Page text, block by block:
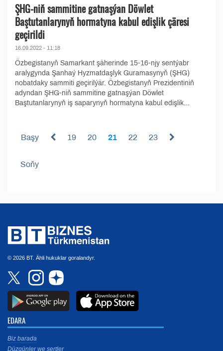
ŞHG-niň sammitine gatnaşýan Döwlet
Baştutanlarynyň hormatyna kabul edişlik çäresi
geçirildi
16.09.2022 - 11:18
Özbegistanyň Samarkant şäherinde 15-16-njy sentýabr
aralygynda Şanhaý Hyzmatdaşlyk Guramasynyň (ŞHG)
nobatdaky sammiti geçirilýär. Özbegistanyň Prezidentiniň
adyndan ŞHG-niň sammitine gatnaşýan Döwlet
Baştutanlarynyň iş saparynyň hormatyna kabul edişlik...
Başy 19 20 21 22 23
Soňy
© 2026 BT. Ähli hukuklar goralandyr.
EDARA
Biz barada
Düzgünler we şertler